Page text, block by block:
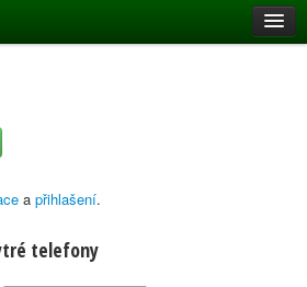
a přihlašení.
telefony